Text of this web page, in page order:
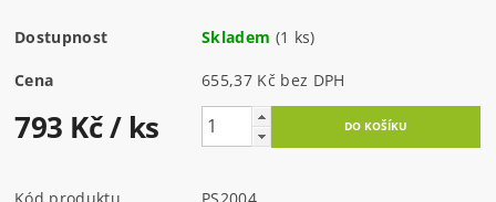
Dostupnost Skladem (1 ks)
Cena 655,37 Kč bez DPH
793 Kč/ ks
Kód produktu
PS2004